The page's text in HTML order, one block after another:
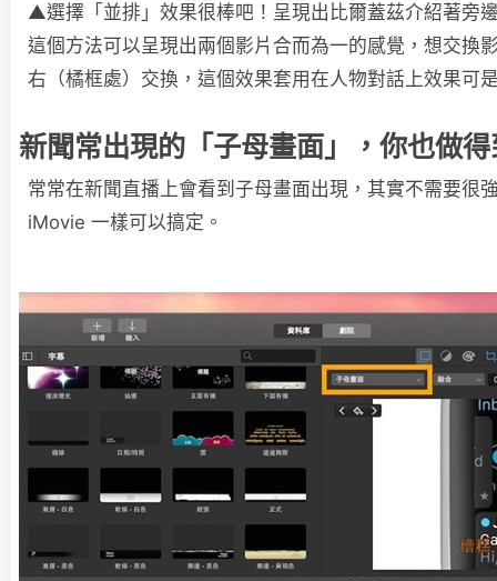
▲選擇「並排」效果很棒吧！呈現出比爾蓋茲介紹著旁
這個方法可以呈現出兩個影片合而為一的感覺，想交換
右（橘框處）交換，這個效果套用在人物對話上效果可
新聞常出現的「子母畫面」，你也做得
常常在新聞直播上會看到子母畫面出現，其實不需要很
iMovie 一樣可以搞定。